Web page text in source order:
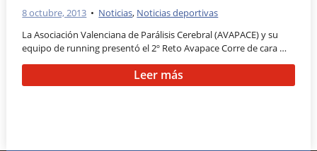
8 octubre, 2013 • Noticias, Noticias deportivas
La Asociación Valenciana de Parálisis Cerebral (AVAPACE) y su
equipo de running presentó el 2º Reto Avapace Corre de cara …
Leer más